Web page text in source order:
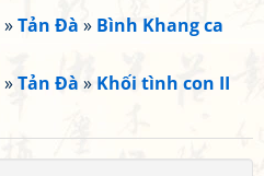
»Tản Đà » Bình Khang ca
»Tản Đà » Khối tình con II